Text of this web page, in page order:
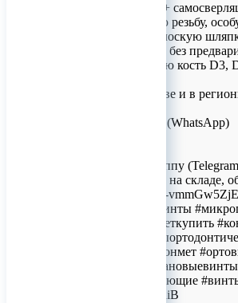
Самонарезающие +
более агрессивную резьбу,
центрирования, плоскую
можно вкручивать без
сверления в мягкую кость D3,
Доставка по Москве и в
+7 (926) 209-09-94 (WhatsApp)
Приглашаем в группу
новостей, наличие на складе,
https://t.me/+Gby76-
#конмет #конметвинты
#конметчлх #конметкупить
#винтычлх
#миниимплантатконмет
#минивинты
#винтысамонарезающие
ERID: 2VtzqwFWniB